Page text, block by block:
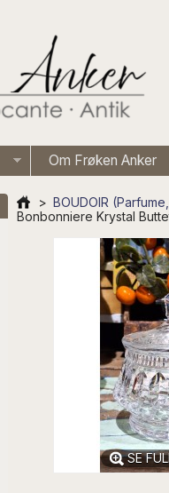
Om Frøken Anker
> BOUDOIR
Bonbonniere Krystal
SE